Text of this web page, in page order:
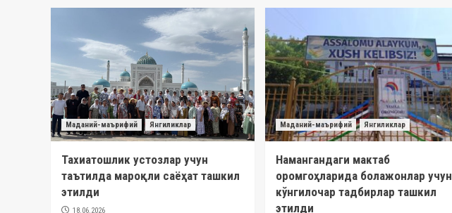
Маданий-маърифий Янгиликлар
Тахиатошлик устозлар учун
таътилда мароқли саёҳат ташкил
этилди
18.06.2026
Маданий-маърифий Янгиликлар
Намангандаги мактаб
оромгоҳларида болажонлар учун
кўнгилочар тадбирлар ташкил
этилди